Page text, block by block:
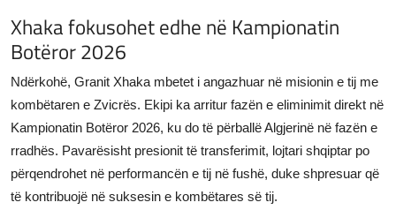
Xhaka fokusohet edhe në Kampionatin
Botëror 2026
Ndërkohë, Granit Xhaka mbetet i angazhuar në misionin e tij me
kombëtaren e Zvicrës. Ekipi ka arritur fazën e eliminimit direkt në
Kampionatin Botëror 2026, ku do të përballë Algjerinë në fazën e
rradhës. Pavarësisht presionit të transferimit, lojtari shqiptar po
përqendrohet në performancën e tij në fushë, duke shpresuar që
të kontribuojë në suksesin e kombëtares së tij.